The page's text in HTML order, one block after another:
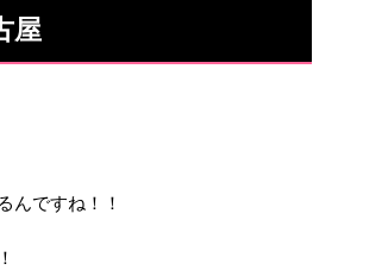
屋
んですね！！